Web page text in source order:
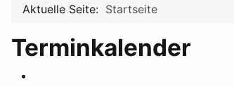
Aktuelle Seite: Startseite
Terminkalender